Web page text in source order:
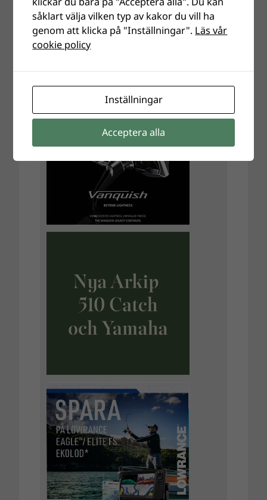
såklart välja vilken typ av kakor du vill ha
genom att klicka på "Inställningar". Läs vår
cookie policy
Inställningar
Acceptera alla